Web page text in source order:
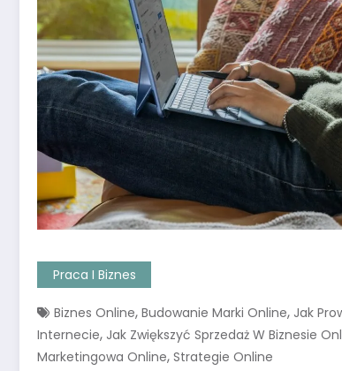
Praca I Biznes
Biznes Online, Budowanie Marki Online, Jak
Internecie, Jak Zwiększyć Sprzedaż W Biznesie
Marketingowa Online, Strategie Online